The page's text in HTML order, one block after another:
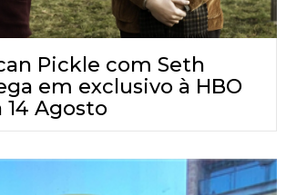
Pickle com Seth
em exclusivo à HBO
Agosto